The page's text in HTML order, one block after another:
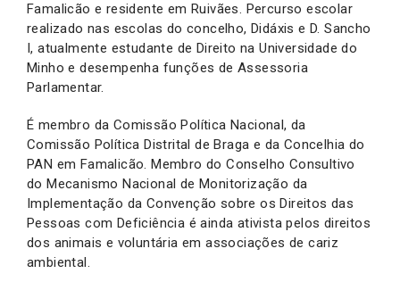
Famalicão e residente em Ruivães. Percurso escolar
realizado nas escolas do concelho, Didáxis e D. Sancho
I, atualmente estudante de Direito na Universidade do
Minho e desempenha funções de Assessoria
Parlamentar.
É membro da Comissão Política Nacional, da
Comissão Política Distrital de Braga e da Concelhia do
PAN em Famalicão. Membro do Conselho Consultivo
do Mecanismo Nacional de Monitorização da
Implementação da Convenção sobre os Direitos das
Pessoas com Deficiência é ainda ativista pelos direitos
dos animais e voluntária em associações de cariz
ambiental.